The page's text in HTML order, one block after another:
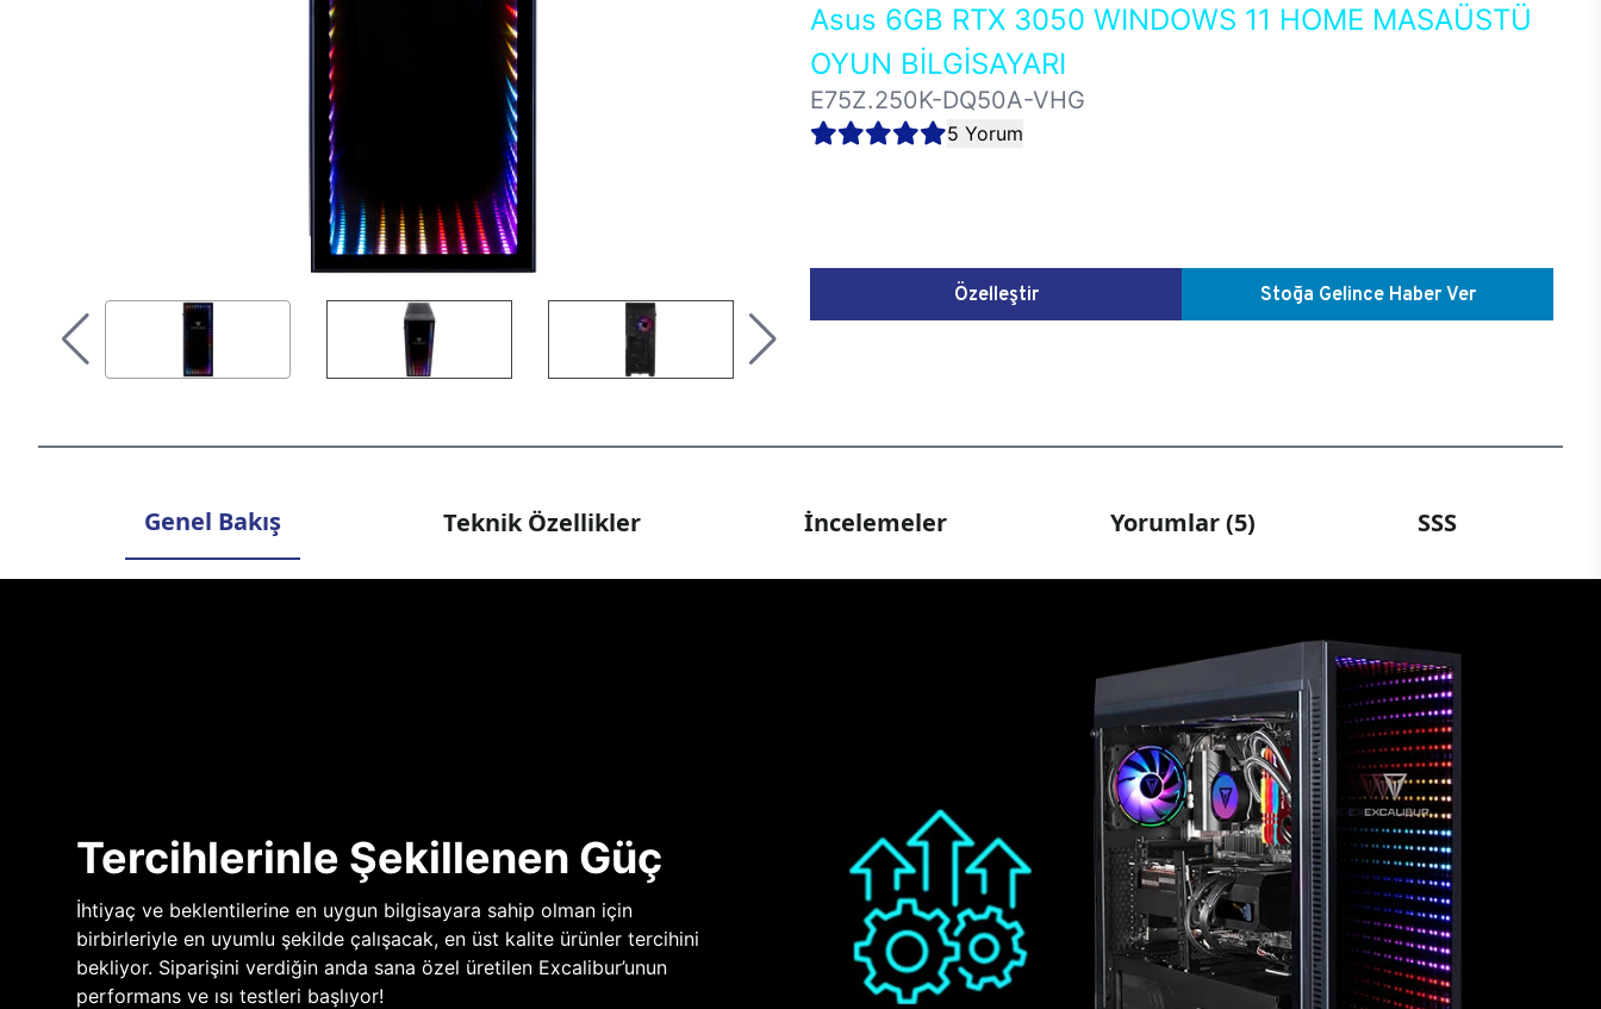
Asus 6GB RTX 3050 WINDOWS 11 HOME MASAÜSTÜ
OYUN BİLGİSAYARI
E75Z.250K-DQ50A-VHG
5 Yorum
Özelleştir Stoğa Gelince Haber Ver
Genel Bakış Teknik Özellikler İncelemeler Yorumlar (5) SSS
Tercihlerinle Şekillenen Güç
İhtiyaç ve beklentilerine en uygun bilgisayara sahip olman için
birbirleriyle en uyumlu şekilde çalışacak, en üst kalite ürünler tercihini
bekliyor. Siparişini verdiğin anda sana özel üretilen Excalibur’unun
performans ve ısı testleri başlıyor!